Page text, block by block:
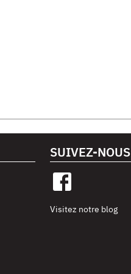
SUIVEZ-NOUS
Visitez notre blog